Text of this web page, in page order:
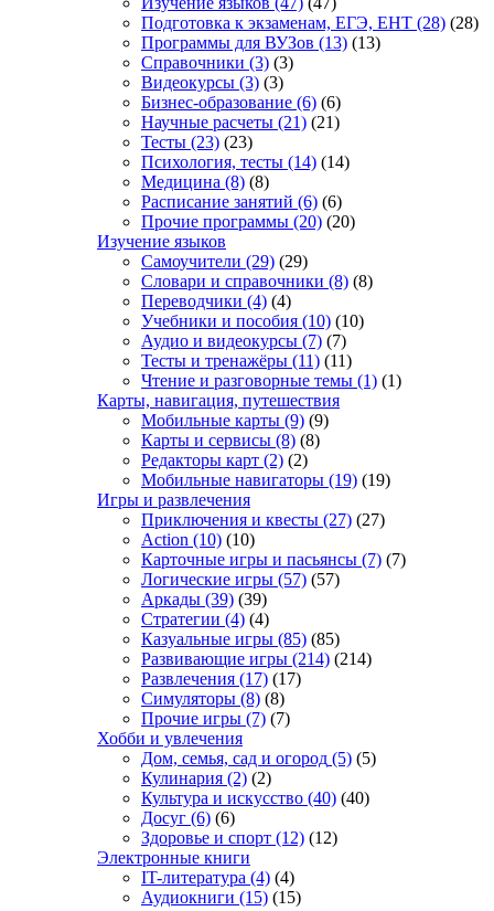
Подготовка к экзаменам, ЕГЭ, ЕНТ (28) (28)
Программы для ВУЗов (13) (13)
Справочники (3) (3)
Видеокурсы (3) (3)
Бизнес-образование (6) (6)
Научные расчеты (21) (21)
Тесты (23) (23)
Психология, тесты (14) (14)
Медицина (8) (8)
Расписание занятий (6) (6)
Прочие программы (20) (20)
Изучение языков
Самоучители (29) (29)
Словари и справочники (8) (8)
Переводчики (4) (4)
Учебники и пособия (10) (10)
Аудио и видеокурсы (7) (7)
Тесты и тренажёры (11) (11)
Чтение и разговорные темы (1) (1)
Карты, навигация, путешествия
Мобильные карты (9) (9)
Карты и сервисы (8) (8)
Редакторы карт (2) (2)
Мобильные навигаторы (19) (19)
Игры и развлечения
Приключения и квесты (27) (27)
Action (10) (10)
Карточные игры и пасьянсы (7) (7)
Логические игры (57) (57)
Аркады (39) (39)
Стратегии (4) (4)
Казуальные игры (85) (85)
Развивающие игры (214) (214)
Развлечения (17) (17)
Симуляторы (8) (8)
Прочие игры (7) (7)
Хобби и увлечения
Дом, семья, сад и огород (5) (5)
Кулинария (2) (2)
Культура и искусство (40) (40)
Досуг (6) (6)
Здоровье и спорт (12) (12)
Электронные книги
IT-литература (4) (4)
Аудиокниги (15) (15)